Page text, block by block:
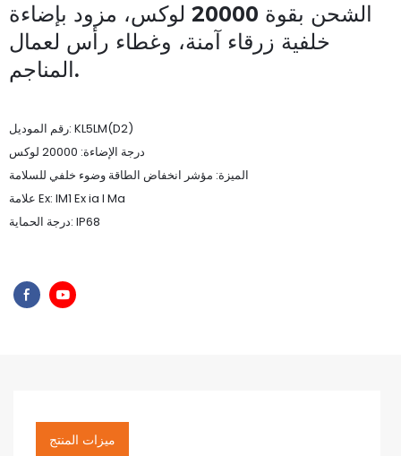
الشحن بقوة 20000 لوكس، مزود بإضاءة
خلفية زرقاء آمنة، وغطاء رأس لعمال
المناجم.
رقم الموديل: KL5LM(D2)
درجة الإضاءة: 20000 لوكس
الميزة: مؤشر انخفاض الطاقة وضوء خلفي للسلامة
علامة Ex: IM1 Ex ia I Ma
درجة الحماية: IP68
ميزات المنتج